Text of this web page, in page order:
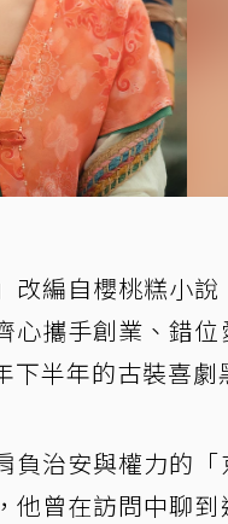
改編自櫻桃糕小
攜手創業、錯
半年的古裝喜劇
負治安與權力的
曾在訪問中聊